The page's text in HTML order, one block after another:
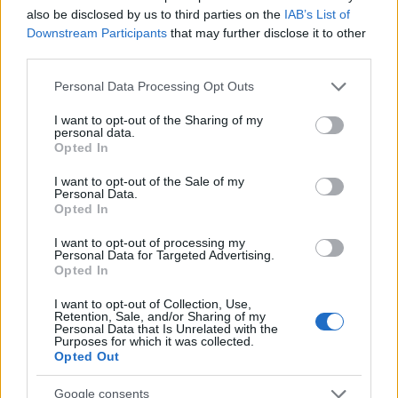
also be disclosed by us to third parties on the IAB’s List of
Downstream Participants that may further disclose it to other
Please note that this website/app uses one or more Google
not limited to your visit or usage behaviour. You may click to
grant or deny consent to Google and its third-party tags to
use your data for below specified purposes in below Google
consent section.
Personal Data Processing Opt Outs
I want to opt-out of the Sharing of my
personal data.
Opted In
I want to opt-out of the Sale of my
Personal Data.
Opted In
I want to opt-out of processing my
Personal Data for Targeted Advertising.
Opted In
I want to opt-out of Collection, Use,
Retention, Sale, and/or Sharing of my
Personal Data that Is Unrelated with the
Purposes for which it was collected.
Opted Out
Google consents
Στις χώρες χαμηλού και μεσαίου εισοδήματος, οι
έφηβοι αποτελούν πάνω από το ένα τέταρτο του
της παγκόσμιας επιβάρυνσης από ασθένειες (9,1%),
ωστόσο λαμβάνουν μόλις το 2,4% της παγκόσμιας
αναπτυξιακής βοήθειας.